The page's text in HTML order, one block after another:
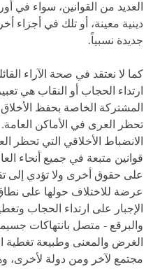
العديد من القوانين، سواء في
دينية معينة، أو تلك في أجزاء
جديدة نسبياً.
كما لا نعتقد في صحة الآراء
ارتداء الحجاب أو النقاب هي
المشتركة الخاصة بحفظ الأخلاق
تحظر العرى في الأماكن
الانضباط الأخلاقي التي تحظر
قوانين متبعة في جميع أنحاء
على حقوق أخرى ولا تؤدي إلى
عرضة للاختلاف حولها على
الإجبار على ارتداء الحجاب
والبرقع - متصل بانتهاكات
الغرض والمعنى وطبيعة تغطية
مجتمع لآخر ومن دولة لأخرى،